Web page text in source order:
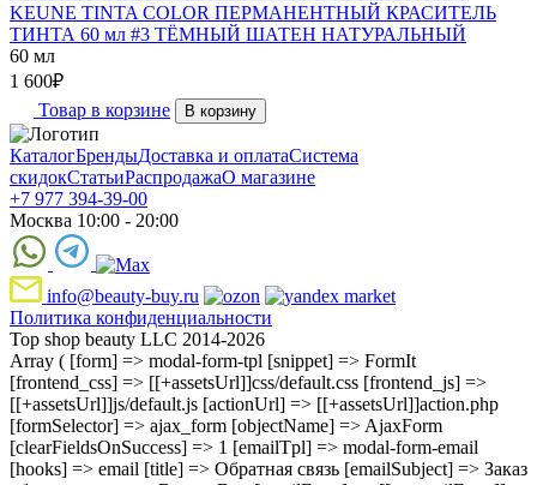
KEUNE TINTA COLOR ПЕРМАНЕНТНЫЙ КРАСИТЕЛЬ
ТИНТА 60 мл #3 ТЁМНЫЙ ШАТЕН НАТУРАЛЬНЫЙ
60 мл
1 600₽
Товар в корзине
В корзину
КаталогБрендыДоставка и оплатаСистема
скидокСтатьиРаспродажаО магазине
+7 977 394-39-00
Москва 10:00 - 20:00
info@beauty-buy.ru
Политика конфиденциальности
Top shop beauty LLC 2014-2026
Array ( [form] => modal-form-tpl [snippet] => FormIt
[frontend_css] => [[+assetsUrl]]css/default.css [frontend_js] =>
[[+assetsUrl]]js/default.js [actionUrl] => [[+assetsUrl]]action.php
[formSelector] => ajax_form [objectName] => AjaxForm
[clearFieldsOnSuccess] => 1 [emailTpl] => modal-form-email
[hooks] => email [title] => Обратная связь [emailSubject] => Заказ